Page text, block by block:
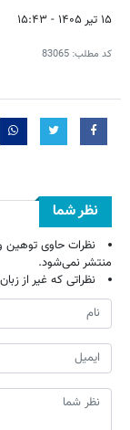
۱۵ تیر ۱۴۰۵ - ۱۵:۴۳
کد مطلب: 83065
نظر شما
نظرات حاوی
منتشر نمی‌شود.
نظراتی که غیر از